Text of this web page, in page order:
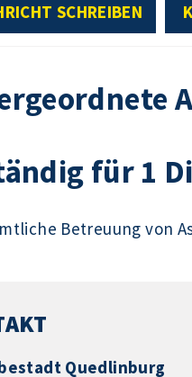
SCHREIBEN
für 1
Betreuung von
Quedlinburg